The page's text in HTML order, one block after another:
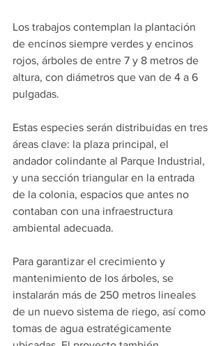
Los trabajos contemplan la plantación
de encinos siempre verdes y encinos
rojos, árboles de entre 7 y 8 metros de
altura, con diámetros que van de 4 a 6
pulgadas.
Estas especies serán distribuidas en tres
áreas clave: la plaza principal, el
andador colindante al Parque Industrial,
y una sección triangular en la entrada
de la colonia, espacios que antes no
contaban con una infraestructura
ambiental adecuada.
Para garantizar el crecimiento y
mantenimiento de los árboles, se
instalarán más de 250 metros lineales
de un nuevo sistema de riego, así como
tomas de agua estratégicamente